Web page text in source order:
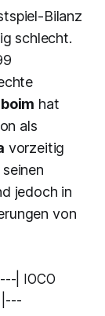
Bilanz
schlecht.
hat
als
vorzeitig
jedoch in
von
---| IOCO
|---